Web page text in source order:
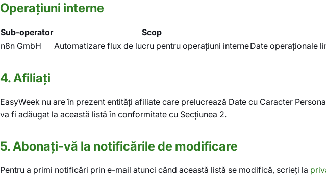
Operațiuni interne
Sub-operator Scop
n8n GmbH
Automatizare flux de lucru pentru operațiuni interneDate operaționale
4. Afiliați
EasyWeek nu are în prezent entități afiliate care prelucrează Date cu Caracter
va fi adăugat la această listă în conformitate cu Secțiunea 2.
5. Abonați-vă la notificările de modificare
Pentru a primi notificări prin e-mail atunci când această listă se modifică, scrieți la